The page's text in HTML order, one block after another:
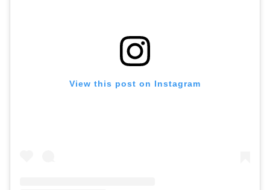
ユニセックスでスタイリッシュな「デニムコーデ」
ボトムスと色で差を付ける「スポーティーコーデ」
スタハ編集部の「お揃いアクセサリー」レビュー
View this post on Instagram